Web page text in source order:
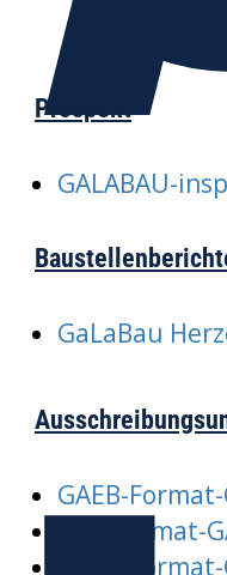
Prospekt
GALABAU-
GaLaBau
GAEB-
PDF-Format-
Word-